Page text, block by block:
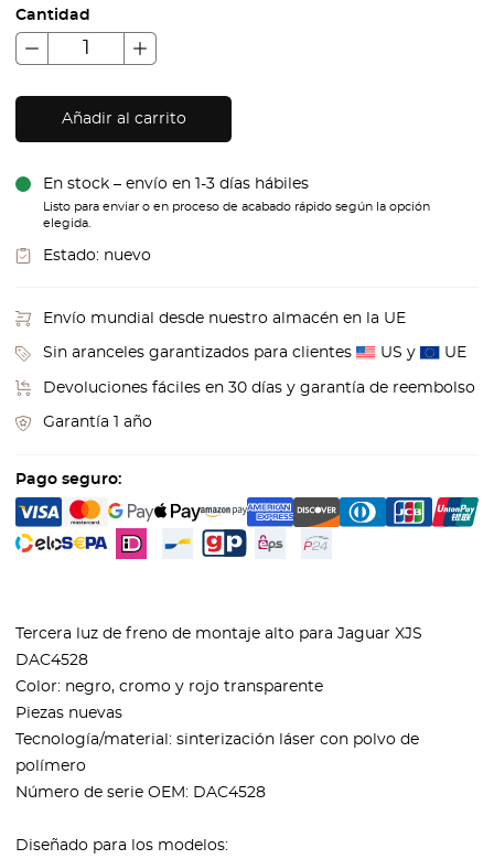
Cantidad
Añadir al carrito
En stock – envío en 1-3 días hábiles
Listo para enviar o en proceso de acabado rápido según la opción
elegida.
Estado: nuevo
Envío mundial desde nuestro almacén en la UE
Sin aranceles garantizados para clientes US y UE
Devoluciones fáciles en 30 días y garantía de reembolso
Garantía 1 año
Pago seguro:
Tercera luz de freno de montaje alto para Jaguar XJS
DAC4528
Color: negro, cromo y rojo transparente
Piezas nuevas
Tecnología/material: sinterización láser con polvo de
polímero
Número de serie OEM: DAC4528
Diseñado para los modelos: